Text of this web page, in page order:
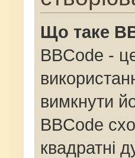
Що таке
BBCode -
вимкнути
BBCode
квадратні